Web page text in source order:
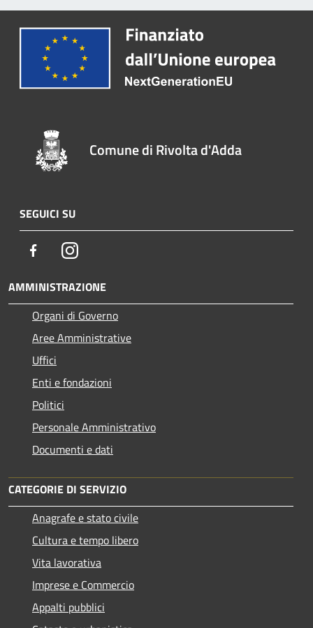
Comune di Rivolta d'Adda
SEGUICI SU
FacebookInstagram
AMMINISTRAZIONE
Organi di Governo
Aree Amministrative
Uffici
Enti e fondazioni
Politici
Personale Amministrativo
Documenti e dati
CATEGORIE DI SERVIZIO
Anagrafe e stato civile
Cultura e tempo libero
Vita lavorativa
Imprese e Commercio
Appalti pubblici